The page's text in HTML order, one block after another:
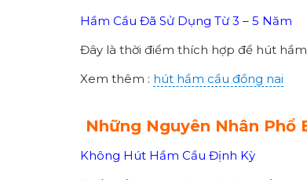
Hầm Cầu Đã Sử Dụng Từ 3 – 5 Năm
Đây là thời điểm thích hợp để hút
Xem thêm : hút hầm cầu đồng nai
Những Nguyên Nhân Phổ
Không Hút Hầm Cầu Định Kỳ